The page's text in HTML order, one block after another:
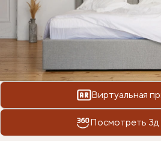
Виртуальная
Посмотреть 3д